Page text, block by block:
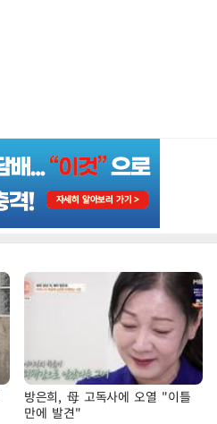
방은희, 母 고독사에 오열 "이틀
만에 발견"